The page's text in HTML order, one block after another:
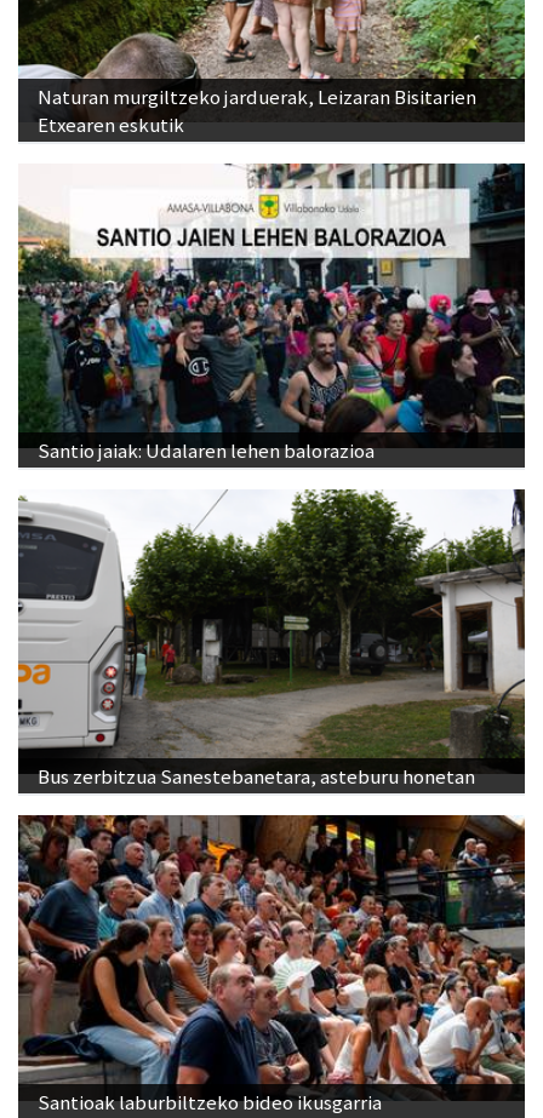
Naturan murgiltzeko jarduerak, Leizaran Bisitarien
Etxearen eskutik
Santio jaiak: Udalaren lehen balorazioa
Bus zerbitzua Sanestebanetara, asteburu honetan
Santioak laburbiltzeko bideo ikusgarria